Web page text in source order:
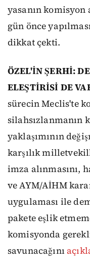
yasanın komisyon
gün önce
dikkat çekti.
ÖZEL'İN ŞERHİ:
ELEŞTİRİSİ DE
sürecin Meclis'te
silahsızlanmanın
yaklaşımının
karşılık
imza alınmasını,
ve AYM/AİHM
uygulaması ile
pakete eşlik
komisyonda
savunacağını